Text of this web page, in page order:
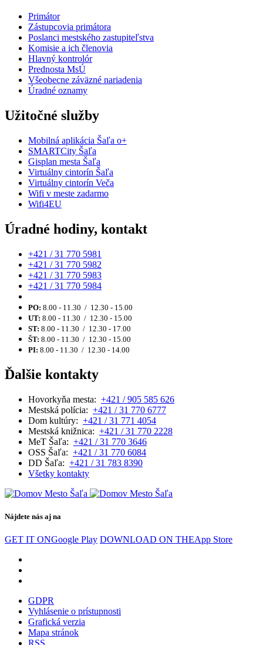
Primátor
Zástupcovia primátora
Poslanci mestského zastupiteľstva
Komisie a ich členovia
Hlavný kontrolór
Prednosta MsÚ
Všeobecne záväzné nariadenia
Úradné oznamy
Užitočné služby
Mobilná aplikácia Šaľa o+
SMARTCity Šaľa
Gisplan mesta Šaľa
Virtuálny cintorín Šaľa
Virtuálny cintorín Veča
Wifi v meste zadarmo
Wifi4EU
Úradné hodiny, kontakt
+421 / 31 770 5981
+421 / 31 770 5982
+421 / 31 770 5983
+421 / 31 770 5984
PO: 8.00 - 11.30 / 12.30 - 15.00
UT: 8.00 - 11.30 / 12.30 - 15.00
ST: 8.00 - 11.30 / 12.30 - 17.00
ŠT: 8.00 - 11.30 / 12.30 - 15.00
PI: 8.00 - 11.30 / 12.30 - 14.00
Ďalšie kontakty
Hovorkyňa mesta: +421 / 905 585 626
Mestská polícia: +421 / 31 770 6777
Dom kultúry: +421 / 31 771 4054
Mestská knižnica: +421 / 31 770 2228
MeT Šaľa: +421 / 31 770 3646
OSS Šaľa: +421 / 31 770 6084
DD Šaľa: +421 / 31 783 8390
Všetky kontakty
Nájdete nás aj na
GET IT ONGoogle Play DOWNLOAD ON THEApp Store
GDPR
Vyhlásenie o prístupnosti
Grafická verzia
Mapa stránok
RSS